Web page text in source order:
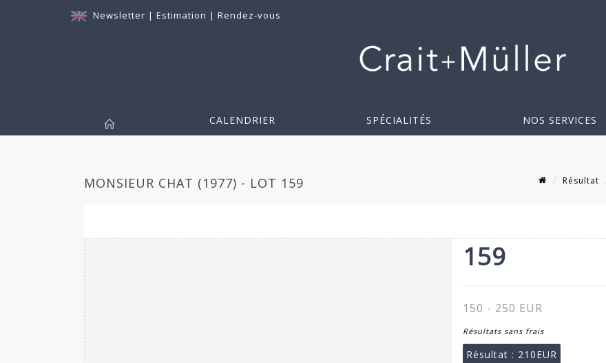
Newsletter | Estimation | Rendez-vous
CALENDRIER SPÉCIALITÉS NOS SERVICES
MONSIEUR CHAT (1977) - LOT 159 Résultat
159
150 - 250 EUR
Résultats sans frais
Résultat : 210EUR